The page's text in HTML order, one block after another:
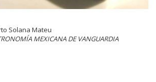
Solana Mateu
MEXICANA DE VANGUARDIA